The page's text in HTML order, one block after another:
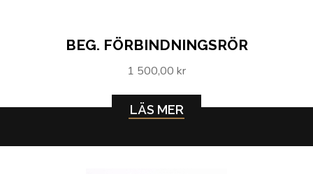
BEG. FÖRBINDNINGSRÖR
1 500,00 kr
LÄS MER